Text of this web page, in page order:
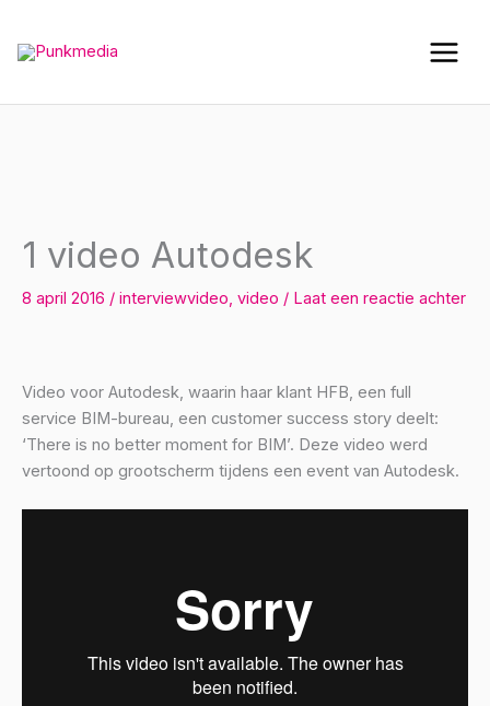
de
1 video Autodesk
8 april 2016 / interviewvideo, video / Laat een reactie achter
Video voor Autodesk, waarin haar klant HFB, een full
service BIM-bureau, een customer success story deelt:
‘There is no better moment for BIM’. Deze video werd
vertoond op grootscherm tijdens een event van Autodesk.